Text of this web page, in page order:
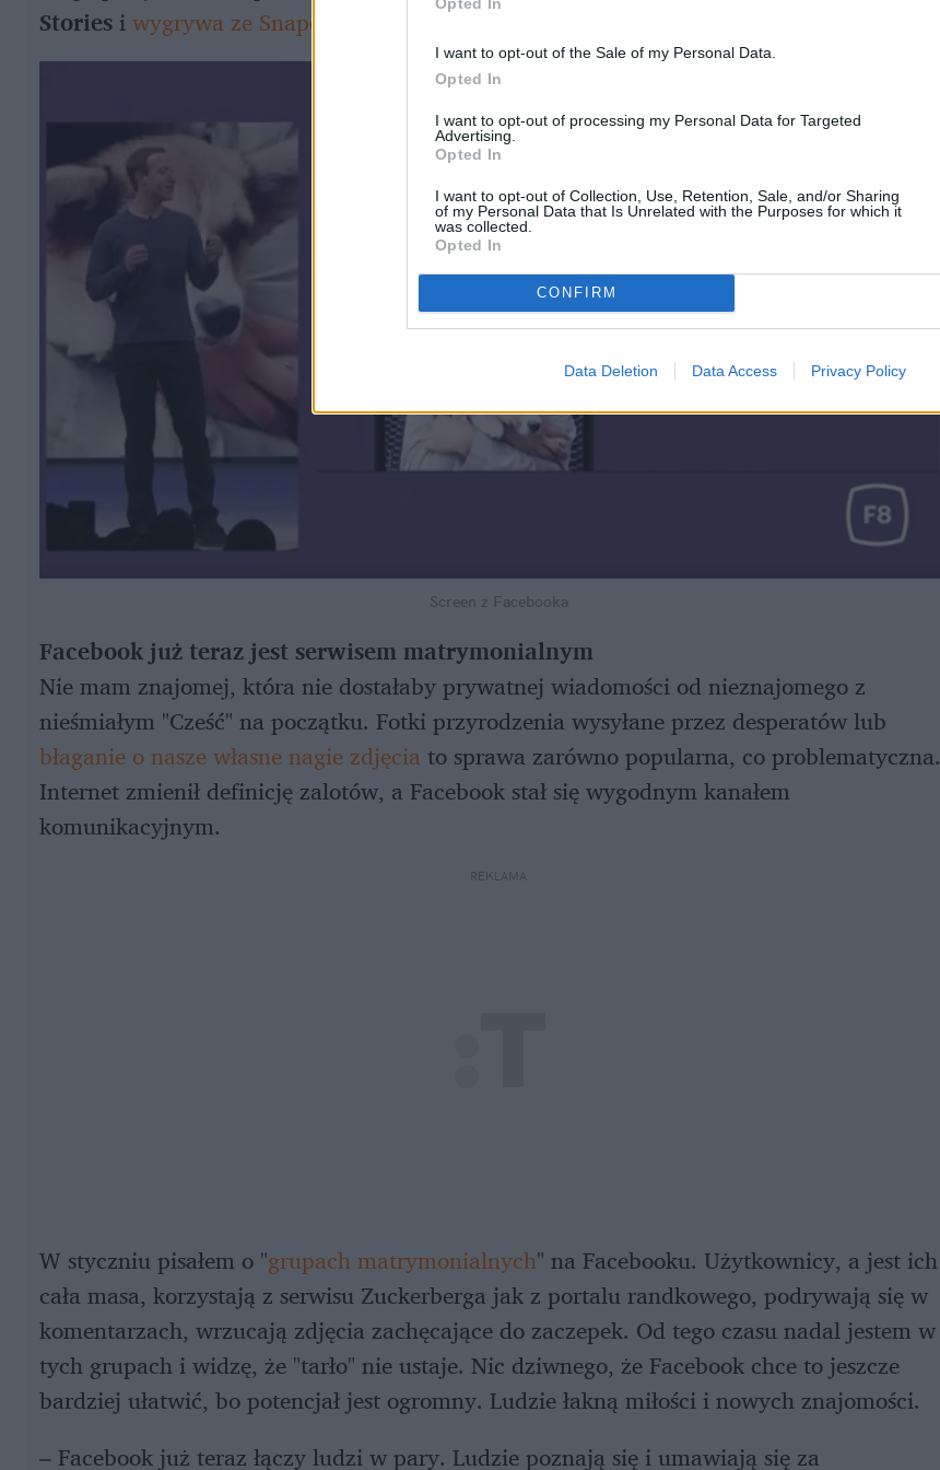
I want to opt-out of the Sale of my Personal Data.
Opted In
I want to opt-out of processing my Personal Data for Targeted
Advertising.
Opted In
I want to opt-out of Collection, Use, Retention, Sale, and/or Sharing
of my Personal Data that Is Unrelated with the Purposes for which it
was collected.
Opted In
CONFIRM
Data Deletion Data Access Privacy Policy
Stories iwygrywa ze Snapchatem , który się w tym specjalizował.
Screen z Facebooka
Facebook już teraz jest serwisem matrymonialnym
Nie mam znajomej, która nie dostałaby prywatnej wiadomości od nieznajomego z
nieśmiałym "Cześć" na początku. Fotki przyrodzenia wysyłane przez desperatów lub
błaganie o nasze własne nagie zdjęcia to sprawa zarówno popularna, co problematyczna.
Internet zmienił definicję zalotów, a Facebook stał się wygodnym kanałem
komunikacyjnym.
REKLAMA
W styczniu pisałem o "grupach matrymonialnych" na Facebooku. Użytkownicy, a jest ich
cała masa, korzystają z serwisu Zuckerberga jak z portalu randkowego, podrywają się w
komentarzach, wrzucają zdjęcia zachęcające do zaczepek. Od tego czasu nadal jestem w
tych grupach i widzę, że "tarło" nie ustaje. Nic dziwnego, że Facebook chce to jeszcze
bardziej ułatwić, bo potencjał jest ogromny. Ludzie łakną miłości i nowych znajomości.
– Facebook już teraz łączy ludzi w pary. Ludzie poznają się i umawiają się za